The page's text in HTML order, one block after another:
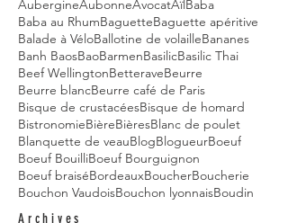
AubergineAubonneAvocatAïlBaba
Baba au RhumBaguetteBaguette apéritive
Balade à VéloBallotine de volailleBananes
Banh BaosBaoBarmenBasilicBasilic Thai
Beef WellingtonBetteraveBeurre
Beurre blancBeurre café de Paris
Bisque de crustacéesBisque de homard
BistronomieBièreBièresBlanc de poulet
Blanquette de veauBlogBlogueurBoeuf
Boeuf BouilliBoeuf Bourguignon
Boeuf braiséBordeauxBoucherBoucherie
Bouchon VaudoisBouchon lyonnaisBoudin
Archives